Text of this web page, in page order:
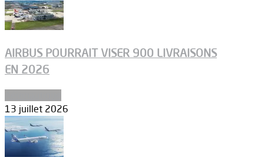
AIRBUS POURRAIT VISER 900 LIVRAISONS
EN 2026
13 juillet 2026